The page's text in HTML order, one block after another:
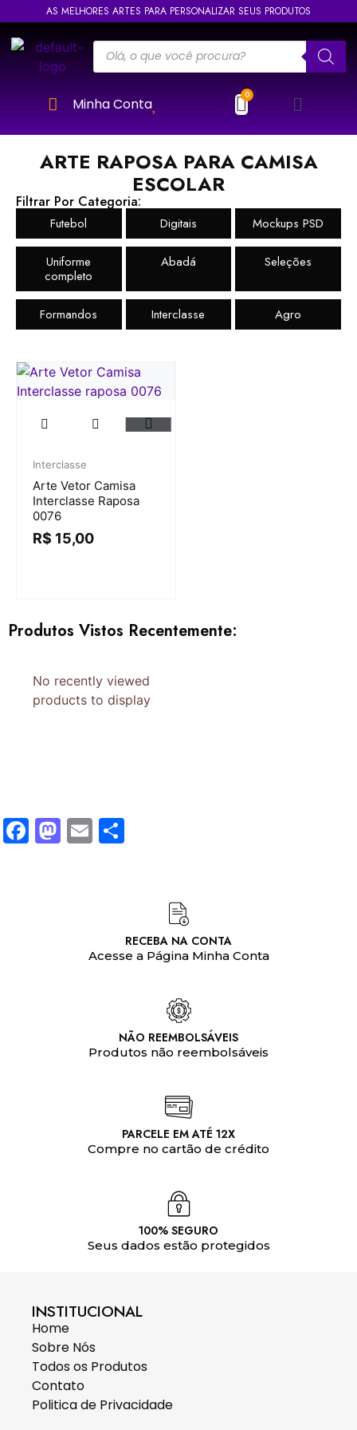
AS MELHORES ARTES PARA PERSONALIZAR SEUS PRODUTOS
Minha Conta
ARTE RAPOSA PARA CAMISA
ESCOLAR
Filtrar Por Categoria:
Futebol Digitais Mockups PSD
Uniforme
completo
Abadá Seleções
Formandos Interclasse Agro
Interclasse
Arte Vetor Camisa
Interclasse Raposa
0076
R$ 15,00
Produtos Vistos Recentemente:
No recently viewed
products to display
Facebook
Mastodon
Email
RECEBA NA CONTA
Acesse a Página Minha Conta
NÃO REEMBOLSÁVEIS
Produtos não reembolsáveis
PARCELE EM ATÉ 12X
Compre no cartão de crédito
100% SEGURO
Seus dados estão protegidos
INSTITUCIONAL
Home
Sobre Nós
Todos os Produtos
Contato
Politica de Privacidade